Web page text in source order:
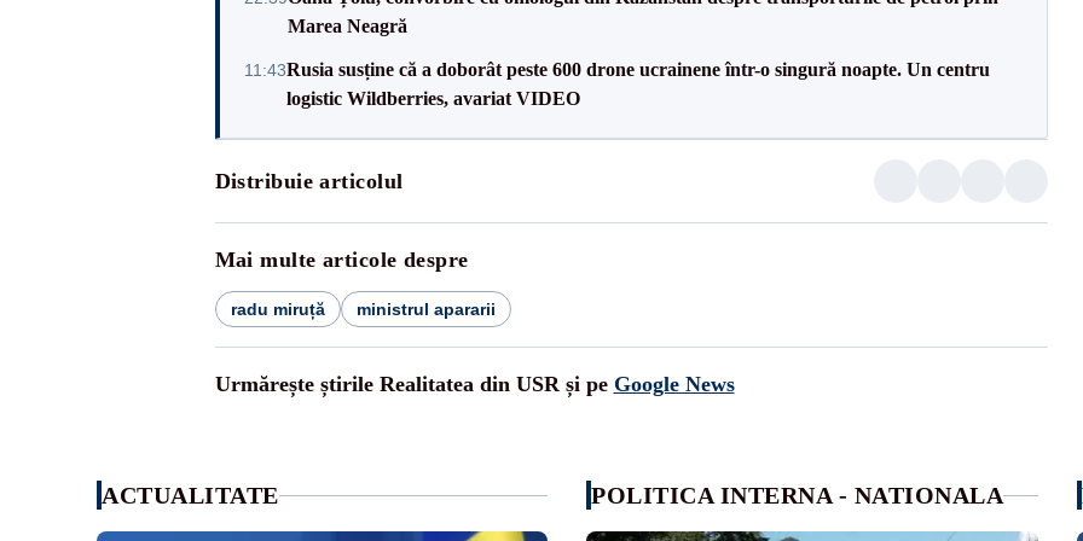
Marea Neagră
11:43Rusia susține că a doborât peste 600 drone ucrainene într-o singură noapte. Un centru
logistic Wildberries, avariat VIDEO
Distribuie articolul
Mai multe articole despre
radu miruță ministrul apararii
Urmărește știrile Realitatea din USR și pe Google News
ACTUALITATE POLITICA INTERNA - NATIONALA